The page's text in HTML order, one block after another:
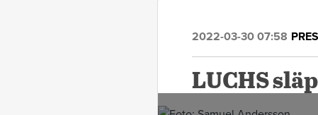
2022-03-30 07:58
LUCHS